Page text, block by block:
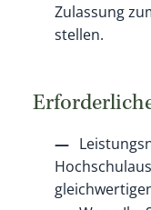
Zulassung
stellen.